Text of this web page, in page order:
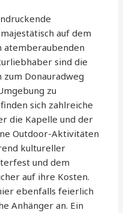
auf dem
atemberaubenden
sind die
zum Donauradweg
zu
sich zahlreiche
die Kapelle und der
Outdoor-Aktivitäten
kultureller
und dem
auf ihre Kosten.
ebenfalls feierlich
Anhänger an. Ein